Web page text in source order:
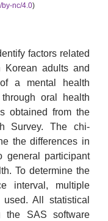
by-nc/4.0)
factors related
adults and
a mental health
oral health
obtained from the
Survey. The chi-
the differences in
general participant
To determine the
interval, multiple
All statistical
the SAS software